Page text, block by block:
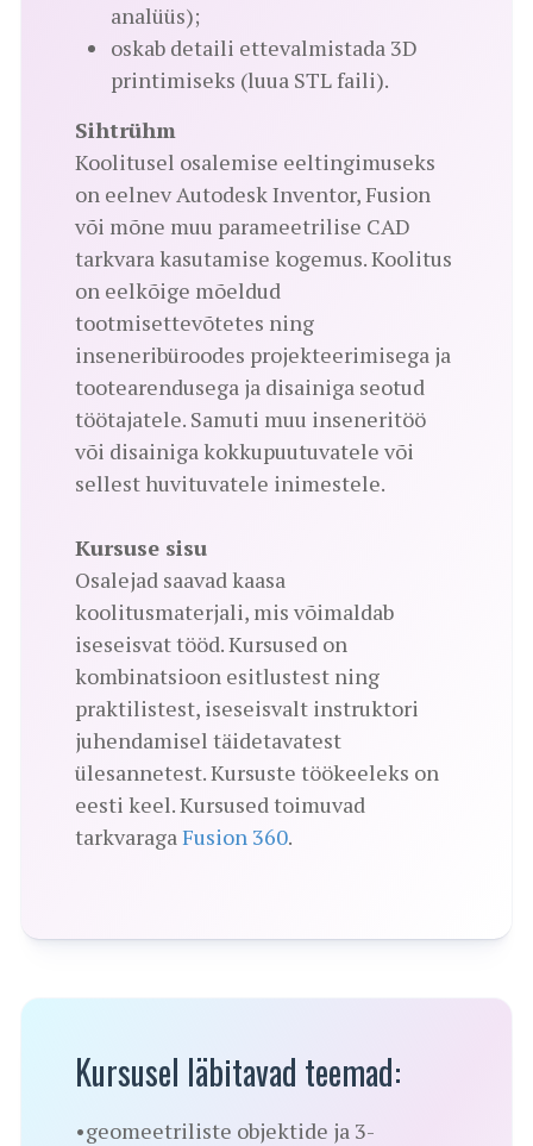
analüüs);
oskab detaili ettevalmistada 3D
printimiseks (luua STL faili).
Sihtrühm
Koolitusel osalemise eeltingimuseks
on eelnev Autodesk Inventor, Fusion
või mõne muu parameetrilise CAD
tarkvara kasutamise kogemus. Koolitus
on eelkõige mõeldud
tootmisettevõtetes ning
inseneribüroodes projekteerimisega ja
tootearendusega ja disainiga seotud
töötajatele. Samuti muu inseneritöö
või disainiga kokkupuutuvatele või
sellest huvituvatele inimestele.
Kursuse sisu
Osalejad saavad kaasa
koolitusmaterjali, mis võimaldab
iseseisvat tööd. Kursused on
kombinatsioon esitlustest ning
praktilistest, iseseisvalt instruktori
juhendamisel täidetavatest
ülesannetest. Kursuste töökeeleks on
eesti keel. Kursused toimuvad
tarkvaragaFusion 360.
Kursusel läbitavad teemad:
•geomeetriliste objektide ja 3-